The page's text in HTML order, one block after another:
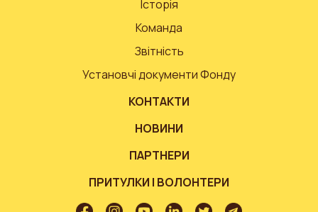
Історія
Команда
Звітність
Установчі документи Фонду
КОНТАКТИ
НОВИНИ
ПАРТНЕРИ
ПРИТУЛКИ І ВОЛОНТЕРИ